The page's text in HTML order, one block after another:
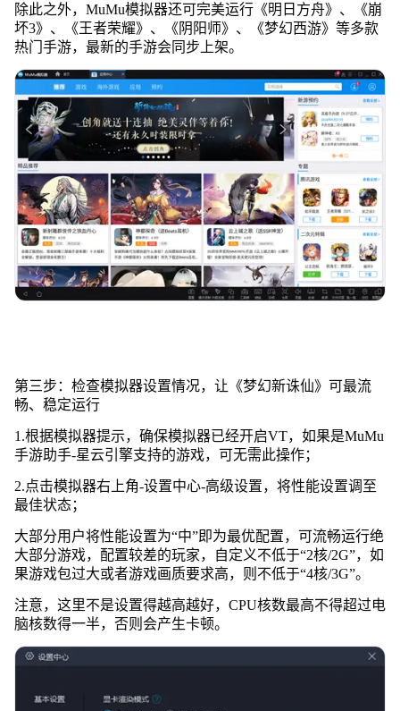
除此之外，MuMu模拟器还可完美运行《明日方舟》、《崩
坏3》、《王者荣耀》、《阴阳师》、《梦幻西游》等多款
热门手游，最新的手游会同步上架。
第三步：检查模拟器设置情况，让《梦幻新诛仙》可最流
畅、稳定运行
1.根据模拟器提示，确保模拟器已经开启VT，如果是MuMu
手游助手-星云引擎支持的游戏，可无需此操作；
2.点击模拟器右上角-设置中心-高级设置，将性能设置调至
最佳状态；
大部分用户将性能设置为“中”即为最优配置，可流畅运行绝
大部分游戏，配置较差的玩家，自定义不低于“2核/2G”，如
果游戏包过大或者游戏画质要求高，则不低于“4核/3G”。
注意，这里不是设置得越高越好，CPU核数最高不得超过电
脑核数得一半，否则会产生卡顿。